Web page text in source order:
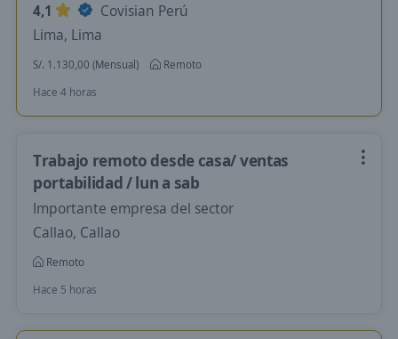
4,1
Covisian Perú
Lima, Lima
S/. 1.130,00 (Mensual)
Remoto
Hace 4 horas
Trabajo remoto desde casa/ ventas
portabilidad / lun a sab
Importante empresa del sector
Callao, Callao
Remoto
Hace 5 horas